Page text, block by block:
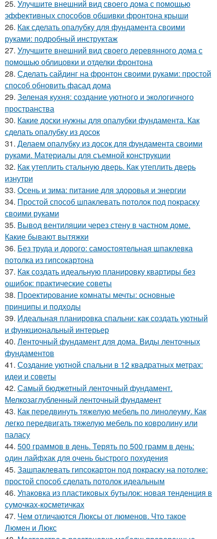
25. Улучшите внешний вид своего дома с помощью
эффективных способов обшивки фронтона крыши
26. Как сделать опалубку для фундамента своими
руками: подробный инструктаж
27. Улучшите внешний вид своего деревянного дома с
помощью облицовки и отделки фронтона
28. Сделать сайдинг на фронтон своими руками: простой
способ обновить фасад дома
29. Зеленая кухня: создание уютного и экологичного
пространства
30. Какие доски нужны для опалубки фундамента. Как
сделать опалубку из досок
31. Делаем опалубку из досок для фундамента своими
руками. Материалы для съемной конструкции
32. Как утеплить стальную дверь. Как утеплить дверь
изнутри
33. Осень и зима: питание для здоровья и энергии
34. Простой способ шпаклевать потолок под покраску
своими руками
35. Вывод вентиляции через стену в частном доме.
Какие бывают вытяжки
36. Без труда и дорого: самостоятельная шпаклевка
потолка из гипсокартона
37. Как создать идеальную планировку квартиры без
ошибок: практические советы
38. Проектирование комнаты мечты: основные
принципы и подходы
39. Идеальная планировка спальни: как создать уютный
и функциональный интерьер
40. Ленточный фундамент для дома. Виды ленточных
фундаментов
41. Создание уютной спальни в 12 квадратных метрах:
идеи и советы
42. Самый бюджетный ленточный фундамент.
Мелкозаглубленный ленточный фундамент
43. Как передвинуть тяжелую мебель по линолеуму. Как
легко передвигать тяжелую мебель по ковролину или
паласу
44. 500 граммов в день. Терять по 500 грамм в день:
один лайфхак для очень быстрого похудения
45. Зашпаклевать гипсокартон под покраску на потолке:
простой способ сделать потолок идеальным
46. Упаковка из пластиковых бутылок: новая тенденция в
сумочках-косметичках
47. Чем отличаются Люксы от люменов. Что такое
Люмен и Люкс